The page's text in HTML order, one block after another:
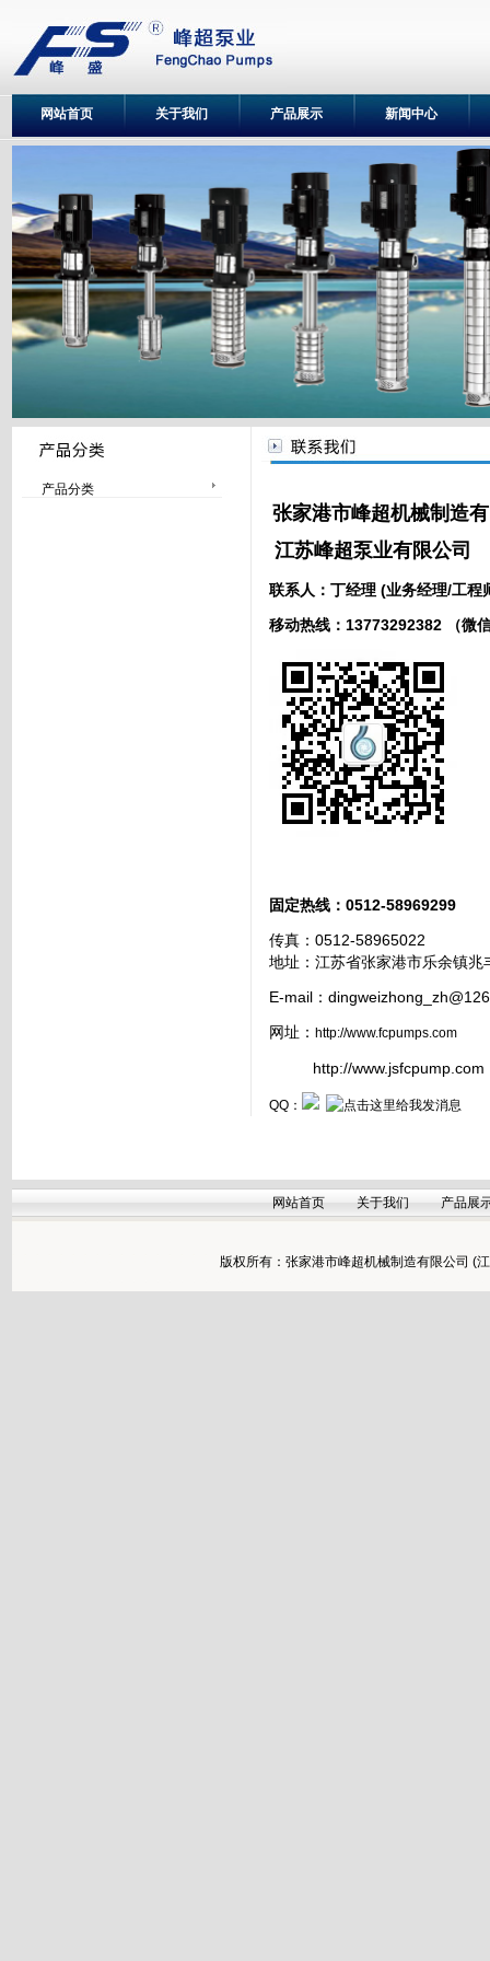
网站首页 关于我们 产品展示 新闻中心
产品分类
张家港市峰超机械制造
江苏峰超泵业有限公司
联系人：丁经理 (业务经理/工程
移动热线：13773292382 （微
固定热线：0512-58969299
传真：0512-58965022
地址：江苏省张家港市乐余镇兆
E-mail：
网址： http://www.fcpumps.com
http://www.jsfcpump.com
QQ：
网站首页 关于我们 产品展
版权所有：张家港市峰超机械制造有限公司 (